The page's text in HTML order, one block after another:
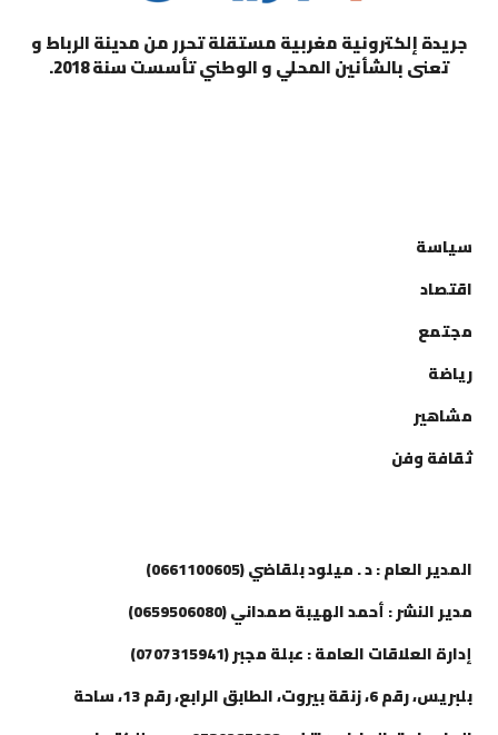
جريدة إلكترونية مغربية مستقلة تحرر من مدينة الرباط و
تعنى بالشأنين المحلي و الوطني تأسست سنة 2018.
سياسة
اقتصاد
مجتمع
رياضة
مشاهير
ثقافة وفن
المدير العام : د . ميلود بلقاضي (0661100605)
مدير النشر : أحمد الهيبة صمداني (0659506080)
إدارة العلاقات العامة : عبلة مجبر (0707315941)
بلبريس، رقم 6، زنقة بيروت، الطابق الرابع، رقم 13، ساحة